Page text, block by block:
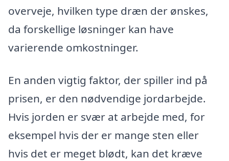
overveje, hvilken type dræn der ønskes,
da forskellige løsninger kan have
varierende omkostninger.
En anden vigtig faktor, der spiller ind på
prisen, er den nødvendige jordarbejde.
Hvis jorden er svær at arbejde med, for
eksempel hvis der er mange sten eller
hvis det er meget blødt, kan det kræve